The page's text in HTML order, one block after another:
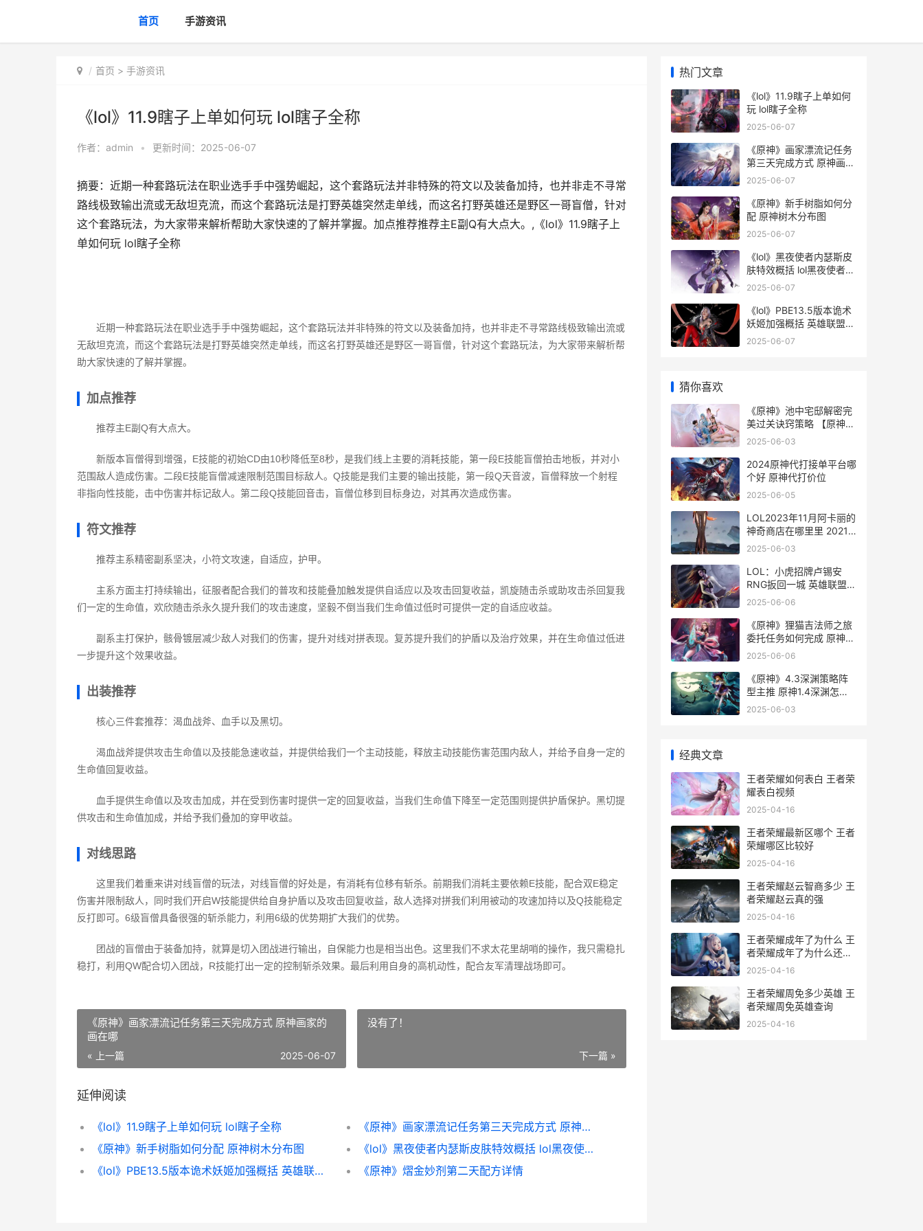
首页 手游资讯
首页 > 手游资讯
《lol》11.9瞎子上单如何玩 lol瞎子全称
作者： admin • 更新时间：2025-06-07
摘要：近期一种套路玩法在职业选手手中强势崛起，这个套路玩法并非特殊的符文以及装备加持，也并非走不寻常
路线极致输出流或无敌坦克流，而这个套路玩法是打野英雄突然走单线，而这名打野英雄还是野区一哥盲僧，针对
这个套路玩法，为大家带来解析帮助大家快速的了解并掌握。加点推荐推荐主E副Q有大点大。,《lol》11.9瞎子上
单如何玩 lol瞎子全称
近期一种套路玩法在职业选手手中强势崛起，这个套路玩法并非特殊的符文以及装备加持，也并非走不寻常路线极致输出流或
无敌坦克流，而这个套路玩法是打野英雄突然走单线，而这名打野英雄还是野区一哥盲僧，针对这个套路玩法，为大家带来解析帮
助大家快速的了解并掌握。
加点推荐
推荐主E副Q有大点大。
新版本盲僧得到增强，E技能的初始CD由10秒降低至8秒，是我们线上主要的消耗技能，第一段E技能盲僧拍击地板，并对小
范围敌人造成伤害。二段E技能盲僧减速限制范围目标敌人。Q技能是我们主要的输出技能，第一段Q天音波，盲僧释放一个射程
非指向性技能，击中伤害并标记敌人。第二段Q技能回音击，盲僧位移到目标身边，对其再次造成伤害。
符文推荐
推荐主系精密副系坚决，小符文攻速，自适应，护甲。
主系方面主打持续输出，征服者配合我们的普攻和技能叠加触发提供自适应以及攻击回复收益，凯旋随击杀或助攻击杀回复我
们一定的生命值，欢欣随击杀永久提升我们的攻击速度，坚毅不倒当我们生命值过低时可提供一定的自适应收益。
副系主打保护，骸骨镀层减少敌人对我们的伤害，提升对线对拼表现。复苏提升我们的护盾以及治疗效果，并在生命值过低进
一步提升这个效果收益。
出装推荐
核心三件套推荐：渴血战斧、血手以及黑切。
渴血战斧提供攻击生命值以及技能急速收益，并提供给我们一个主动技能，释放主动技能伤害范围内敌人，并给予自身一定的
生命值回复收益。
血手提供生命值以及攻击加成，并在受到伤害时提供一定的回复收益，当我们生命值下降至一定范围则提供护盾保护。黑切提
供攻击和生命值加成，并给予我们叠加的穿甲收益。
对线思路
这里我们着重来讲对线盲僧的玩法，对线盲僧的好处是，有消耗有位移有斩杀。前期我们消耗主要依赖E技能，配合双E稳定
伤害并限制敌人，同时我们开启W技能提供给自身护盾以及攻击回复收益，敌人选择对拼我们利用被动的攻速加持以及Q技能稳定
反打即可。6级盲僧具备很强的斩杀能力，利用6级的优势期扩大我们的优势。
团战的盲僧由于装备加持，就算是切入团战进行输出，自保能力也是相当出色。这里我们不求太花里胡哨的操作，我只需稳扎
稳打，利用QW配合切入团战，R技能打出一定的控制斩杀效果。最后利用自身的高机动性，配合友军清理战场即可。
《原神》画家漂流记任务第三天完成方式 原神画家的
画在哪
« 上一篇 2025-06-07
没有了！
下一篇 »
延伸阅读
《lol》11.9瞎子上单如何玩 lol瞎子全称
《原神》画家漂流记任务第三天完成方式 原神画家的画在哪
《原神》新手树脂如何分配 原神树木分布图
《lol》黑夜使者内瑟斯皮肤特效概括 lol黑夜使者背景故事
《lol》PBE13.5版本诡术妖姬加强概括 英雄联盟pbe什么时候更新
《原神》熠金妙剂第二天配方详情
热门文章
《lol》11.9瞎子上单如何
玩 lol瞎子全称
2025-06-07
《原神》画家漂流记任务
第三天完成方式 原神画家
的画在哪
2025-06-07
《原神》新手树脂如何分
配 原神树木分布图
2025-06-07
《lol》黑夜使者内瑟斯皮
肤特效概括 lol黑夜使者背
景故事
2025-06-07
《lol》PBE13.5版本诡术
妖姬加强概括 英雄联盟
pbe什么时候更新
2025-06-07
猜你喜欢
《原神》池中宅邸解密完
美过关诀窍策略 【原神】
池中宅邸教你四分钟开启!
2025-06-03
2024原神代打接单平台哪
个好 原神代打价位
2025-06-05
LOL2023年11月阿卡丽的
神奇商店在哪里里 2021
英雄联盟阿卡丽
2025-06-03
LOL：小虎招牌卢锡安
RNG扳回一城 英雄联盟小
虎是哪个战队
2025-06-06
《原神》狸猫吉法师之旅
委托任务如何完成 原神狸
猫镇物
2025-06-06
《原神》4.3深渊策略阵
型主推 原神1.4深渊怎么
打
2025-06-03
经典文章
王者荣耀如何表白 王者荣
耀表白视频
2025-04-16
王者荣耀最新区哪个 王者
荣耀哪区比较好
2025-04-16
王者荣耀赵云智商多少 王
者荣耀赵云真的强
2025-04-16
王者荣耀成年了为什么 王
者荣耀成年了为什么还显
示未成年
2025-04-16
王者荣耀周免多少英雄 王
者荣耀周免英雄查询
2025-04-16